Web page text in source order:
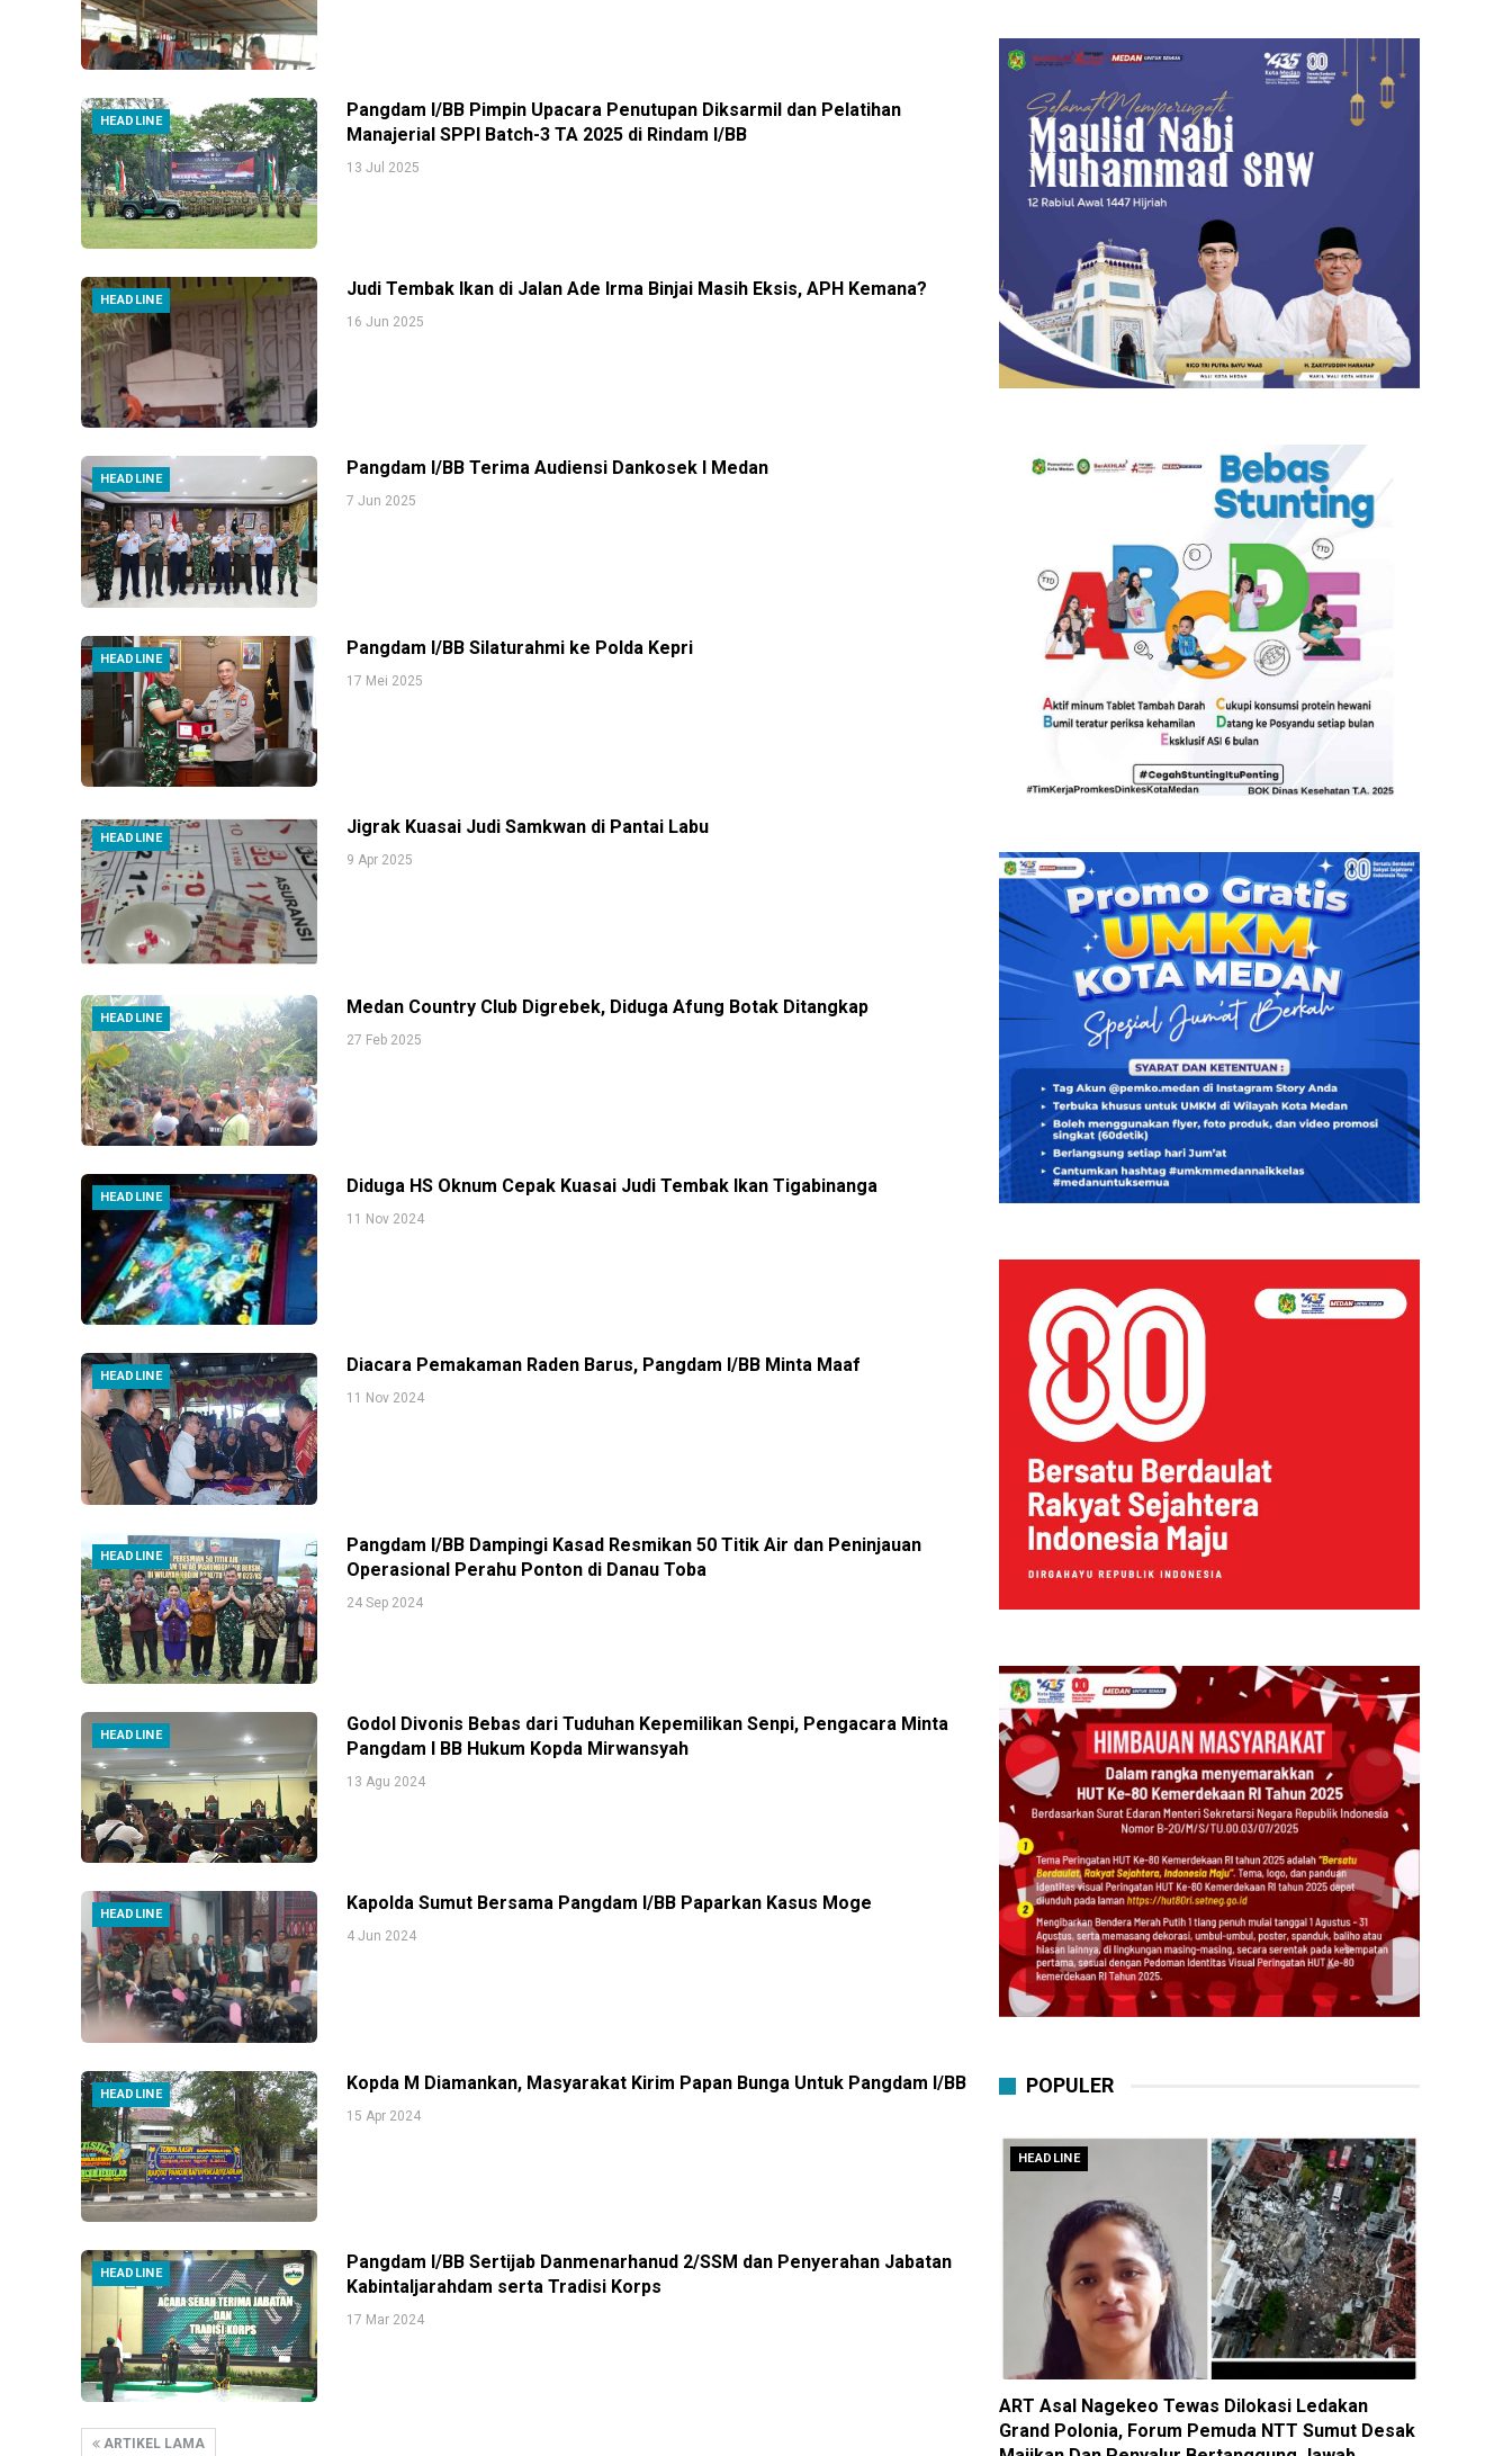
HEADLINE
Pangdam I/BB Pimpin Upacara Penutupan Diksarmil dan Pelatihan
Manajerial SPPI Batch-3 TA 2025 di Rindam I/BB
13 Jul 2025
HEADLINE
Judi Tembak Ikan di Jalan Ade Irma Binjai Masih Eksis, APH Kemana?
16 Jun 2025
HEADLINE
Pangdam I/BB Terima Audiensi Dankosek I Medan
7 Jun 2025
HEADLINE
Pangdam I/BB Silaturahmi ke Polda Kepri
17 Mei 2025
HEADLINE
Jigrak Kuasai Judi Samkwan di Pantai Labu
9 Apr 2025
HEADLINE
Medan Country Club Digrebek, Diduga Afung Botak Ditangkap
27 Feb 2025
HEADLINE
Diduga HS Oknum Cepak Kuasai Judi Tembak Ikan Tigabinanga
11 Nov 2024
HEADLINE
Diacara Pemakaman Raden Barus, Pangdam I/BB Minta Maaf
11 Nov 2024
HEADLINE
Pangdam I/BB Dampingi Kasad Resmikan 50 Titik Air dan Peninjauan
Operasional Perahu Ponton di Danau Toba
24 Sep 2024
HEADLINE
Godol Divonis Bebas dari Tuduhan Kepemilikan Senpi, Pengacara Minta
Pangdam I BB Hukum Kopda Mirwansyah
13 Agu 2024
HEADLINE
Kapolda Sumut Bersama Pangdam I/BB Paparkan Kasus Moge
4 Jun 2024
HEADLINE
Kopda M Diamankan, Masyarakat Kirim Papan Bunga Untuk Pangdam I/BB
15 Apr 2024
HEADLINE
Pangdam I/BB Sertijab Danmenarhanud 2/SSM dan Penyerahan Jabatan
Kabintaljarahdam serta Tradisi Korps
17 Mar 2024
ARTIKEL LAMA
POPULER
HEADLINE
ART Asal Nagekeo Tewas Dilokasi Ledakan
Grand Polonia, Forum Pemuda NTT Sumut Desak